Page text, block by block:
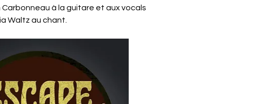
Carbonneau à la guitare et aux vocals
Waltz au chant.